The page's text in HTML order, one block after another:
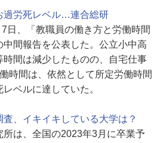
過労死レベル…連合総研
、「教職員の働き方と労働時間
間報告を公表した。公立小中高
間は減少したものの、自宅仕事
時間は、依然として所定労働時間
ベルに達していた。
、イキイキしている大学は？
は、全国の2023年3月に卒業予